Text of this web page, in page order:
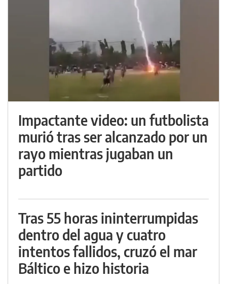
Impactante video: un futbolista
murió tras ser alcanzado por un
rayo mientras jugaban un
partido
Tras 55 horas ininterrumpidas
dentro del agua y cuatro
intentos fallidos, cruzó el mar
Báltico e hizo historia